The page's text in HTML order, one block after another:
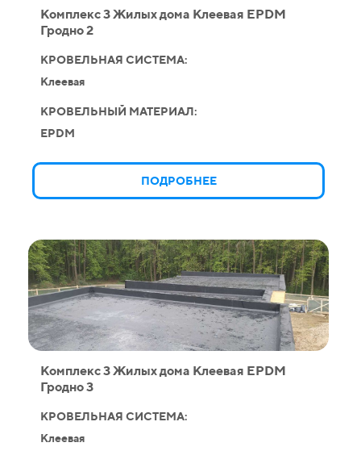
Комплекс 3 Жилых дома Клеевая EPDM
Гродно 2
КРОВЕЛЬНАЯ СИСТЕМА:
Клеевая
КРОВЕЛЬНЫЙ МАТЕРИАЛ:
EPDM
ПОДРОБНЕЕ
Комплекс 3 Жилых дома Клеевая EPDM
Гродно 3
КРОВЕЛЬНАЯ СИСТЕМА:
Клеевая